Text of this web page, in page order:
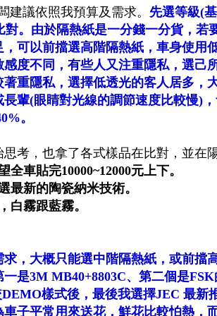
建議依照我預算及需求。 先選等級(
。由於隔熱紙是一分錢一分貨，若
可以前擋選高階隔熱紙，車身使用
度不同，有些人又注重隱私，選己
著重隱私，選擇低透光的客人居多，
輩(眼睛對光線的調節速度比較慢)
。
考，也拿了各式樣品在比對，並在
全車貼完10000~12000元上下。
最新的陶瓷納米技術。
白霧跟藍霧。
，大概只能選中階隔熱紙，或前擋
是3M MB40+8803C、第二個是
DEMO樣式後，最後我選擇JEC 最新
車子平常用來送花，鮮花比較怕熱，